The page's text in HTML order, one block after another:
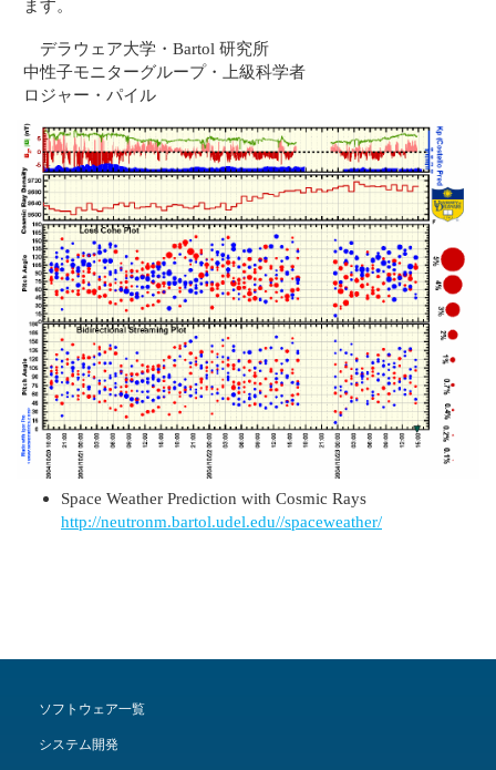
ます。
デラウェア大学・Bartol 研究所
中性子モニターグループ・上級科学者
ロジャー・パイル
Space Weather Prediction with Cosmic Rays
http://neutronm.bartol.udel.edu//spaceweather/
ソフトウェア一覧
システム開発